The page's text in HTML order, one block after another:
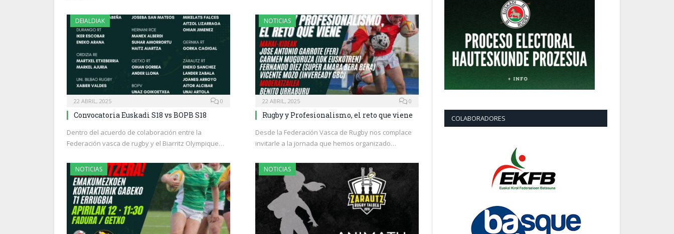
DEIALDIAK
22 ABRIL, 2025 0
Convocatoria Euskadi S18 vs BOPB S18
Dentro del acuerdo de colaboración entre la
Federación vasca de rugby y el Biarritz Olympique…
NOTICIAS
22 ABRIL, 2025 0
Rugby y Profesionalismo, el reto que viene
Desde la Federación Vasca de Rugby nos complace
invitarle a la jornada que hemos organizado…
NOTICIAS NOTICIAS
COLABORADORES